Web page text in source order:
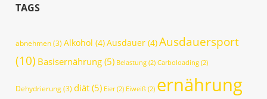
TAGS
abnehmen(3) Alkohol (4)Ausdauer (4)Ausdauersport
(10) Basisernährung (5) Belastung (2) Carboloading (2)
Dehydrierung(3) diät (5) Eier(2) Eiweiß (2) ernährung